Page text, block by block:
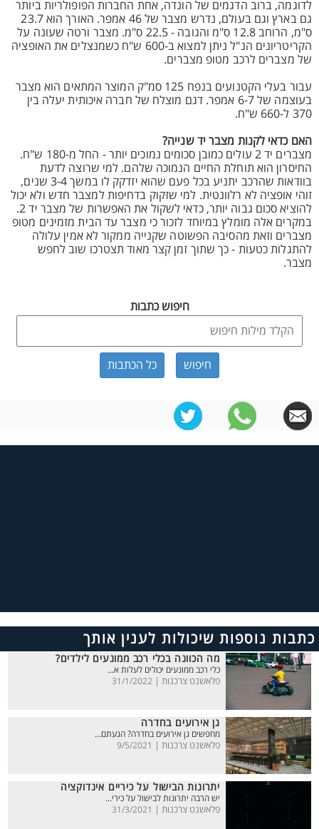
לדוגמה, ברוב הדגמים של הונדה, אחת החברות הפופולריות ביותר
גם בארץ וגם בעולם, נדרש מצבר של 46 אמפר. האורך הוא 23.7
ס"מ, הרוחב 12.8 ס"מ והגובה - 22.5 ס"מ. מצבר ורטה שעונה על
הקריטריונים הנ"ל ניתן למצוא ב-600 ש"ח כשמנצלים את האופציה
של מצברים לרכב מטופ מצברים.
עבור בעלי הקטנועים בנפח 125 סמ"ק המוצר המתאים הוא מצבר
בעוצמה של 6-7 אמפר. דגם מוצלח של חברה איכותית יעלה בין
370 ל-660 ש"ח.
האם כדאי לקנות מצבר יד שנייה?
מצברים יד 2 עולים כמובן סכומים נמוכים יותר - החל מ-180 ש"ח.
החיסרון הוא תוחלת החיים הנמוכה שלהם. למי שרוצה לדעת
בוודאות שהרכב יתניע בכל פעם שהוא יזדקק לו במשך 3-4 שנים,
זוהי אופציה לא רלוונטית. למי שזקוק בדחיפות למצבר חדש ולא יכול
להוציא סכום גבוה יותר, כדאי לשקול את האפשרות של מצבר יד 2.
במקרים אלה מומלץ במיוחד לזכור כי מצבר עד הבית מזמינים מטופ
מצברים וזאת מהסיבה הפשוטה שקנייה ממקור לא אמין עלולה
להתגלות כטעות - כך שתוך זמן קצר מאוד תצטרכו שוב לחפש
מצבר.
חיפוש כתבות
כל הכתבות
כתבות נוספות שיכולות לענין אותך
מה הכוונה בכלי רכב ממונעים לילדים?
כלי רכב ממונעים יכולים לעלות א...
פלאשנט צרכנות | 31/1/2022
גן אירועים בחדרה
מחפשים גן אירועים בחדרה? הגעתם...
פלאשנט צרכנות | 9/5/2021
יתרונות הבישול על כיריים אינדוקציה
יש הרבה יתרונות לבישול על כירי...
פלאשנט צרכנות | 31/3/2021